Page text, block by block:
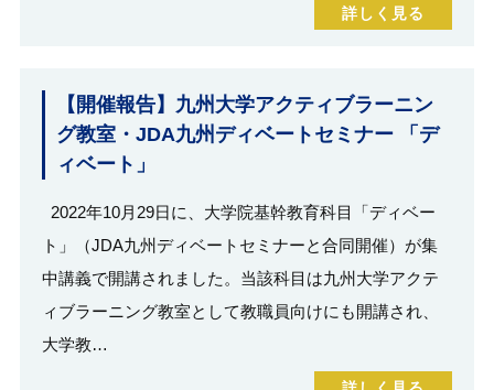
詳しく見る
【開催報告】九州大学アクティブラーニン
グ教室・JDA九州ディベートセミナー 「デ
ィベート」
2022年10月29日に、大学院基幹教育科目「ディベー
ト」（JDA九州ディベートセミナーと合同開催）が集
中講義で開講されました。当該科目は九州大学アクテ
ィブラーニング教室として教職員向けにも開講され、
大学教…